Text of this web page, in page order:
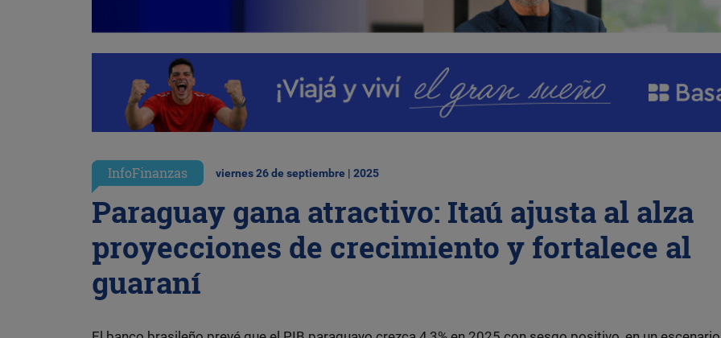
InfoFinanzas viernes 26 de septiembre | 2025
Paraguay gana atractivo: Itaú ajusta al alza
proyecciones de crecimiento y fortalece al
guaraní